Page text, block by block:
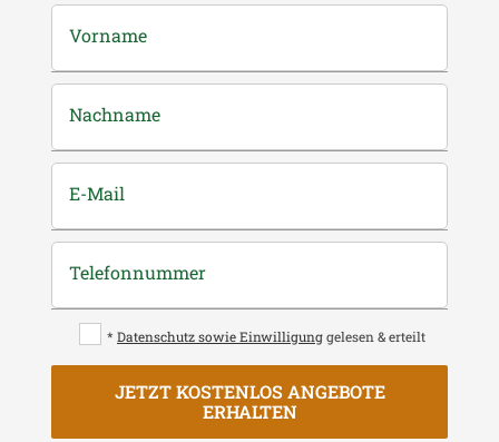
Vorname
Nachname
E-Mail
Telefonnummer
* Datenschutz sowie Einwilligung gelesen & erteilt
JETZT KOSTENLOS ANGEBOTE
ERHALTEN